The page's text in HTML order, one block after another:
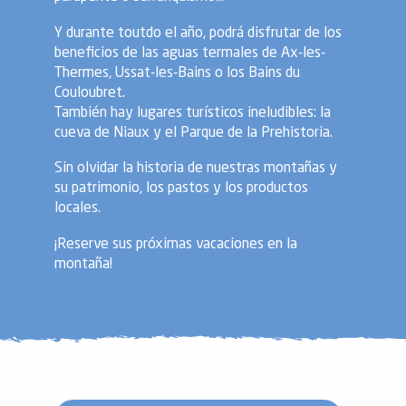
Y durante toutdo el año, podrá disfrutar de los
beneficios de las aguas termales de Ax-les-
Thermes, Ussat-les-Bains o los Bains du
Couloubret.
También hay lugares turísticos ineludibles: la
cueva de Niaux y el Parque de la Prehistoria.
Sin olvidar la historia de nuestras montañas y
su patrimonio, los pastos y los productos
locales.
¡Reserve sus próximas vacaciones en la
montaña!